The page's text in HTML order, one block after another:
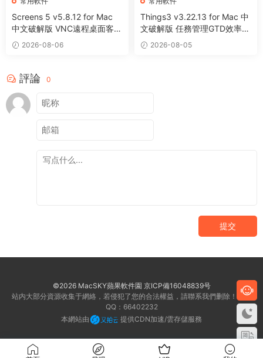
Screens 5 v5.8.12 for Mac
中文破解版 VNC遠程桌面客戶
端應用程序
2026-08-06
Things3 v3.22.13 for Mac 中
文破解版 任務管理GTD效率工
具 2026-08-05
評論 0
提交
©2026 MacSKY蘋果軟件園 京ICP備16048839号
站内大部分資源收集于網絡，若侵犯了您的合法權益，請聯系我們删除！客服
QQ：66402232
本網站由
提供CDN加速/雲存儲服務